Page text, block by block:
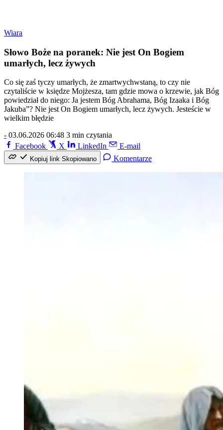
Wiara
Słowo Boże na poranek: Nie jest On Bogiem
umarłych, lecz żywych
Co się zaś tyczy umarłych, że zmartwychwstaną, to czy nie
czytaliście w księdze Mojżesza, tam gdzie mowa o krzewie, jak Bóg
powiedział do niego: Ja jestem Bóg Abrahama, Bóg Izaaka i Bóg
Jakuba”? Nie jest On Bogiem umarłych, lecz żywych. Jesteście w
wielkim błędzie
- 03.06.2026 06:48 3 min czytania
Facebook
X LinkedIn E-mail
Kopiuj link Skopiowano Komentarze